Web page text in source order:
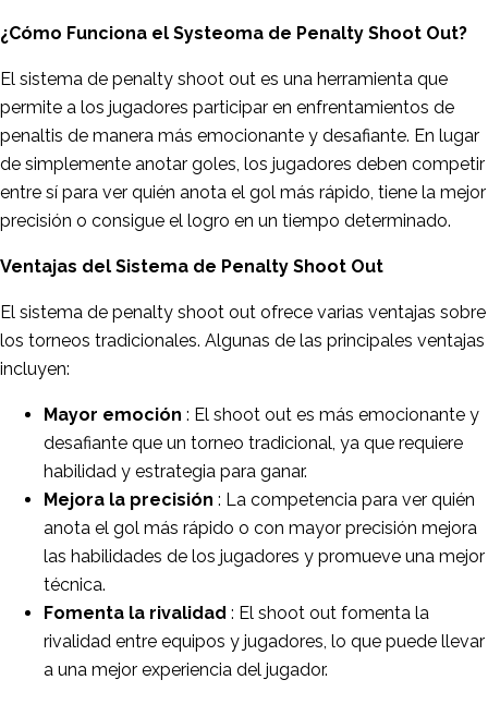
¿Cómo Funciona el Systeoma de Penalty Shoot Out?
El sistema de penalty shoot out es una herramienta que
permite a los jugadores participar en enfrentamientos de
penaltis de manera más emocionante y desafiante. En lugar
de simplemente anotar goles, los jugadores deben competir
entre sí para ver quién anota el gol más rápido, tiene la mejor
precisión o consigue el logro en un tiempo determinado.
Ventajas del Sistema de Penalty Shoot Out
El sistema de penalty shoot out ofrece varias ventajas sobre
los torneos tradicionales. Algunas de las principales ventajas
incluyen:
Mayor emoción : El shoot out es más emocionante y
desafiante que un torneo tradicional, ya que requiere
habilidad y estrategia para ganar.
Mejora la precisión : La competencia para ver quién
anota el gol más rápido o con mayor precisión mejora
las habilidades de los jugadores y promueve una mejor
técnica.
Fomenta la rivalidad : El shoot out fomenta la
rivalidad entre equipos y jugadores, lo que puede llevar
a una mejor experiencia del jugador.